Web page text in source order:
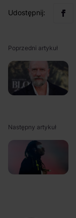
Udostępnij:
Poprzedni artykuł
Następny artykuł